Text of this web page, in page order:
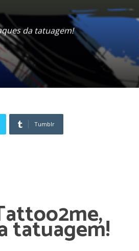
da tatuagem!
Tumblr
tatuagem!